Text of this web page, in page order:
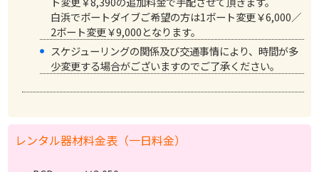
白浜でボートダイブご希望の方は1ボート変更￥6,000／
2ボート変更￥9,000となります。
スケジューリングの関係及び交通事情により、時間が多
少変更する場合がございますのでご了承ください。
レンタル器材料金表（一日料金）